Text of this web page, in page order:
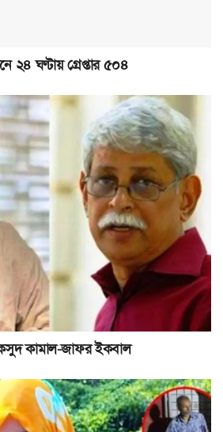
২৪ ঘণ্টায় গ্রেপ্তার ৫০৪
কামাল-জাফর ইকবাল